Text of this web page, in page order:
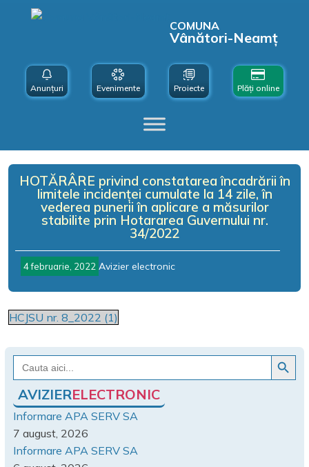
COMUNA
Vânători-Neamț
Anunțuri Evenimente Proiecte Plăți online
HOTĂRÂRE privind constatarea încadrării în
limitele incidenței cumulate la 14 zile, în
vederea punerii în aplicare a măsurilor
stabilite prin Hotararea Guvernului nr.
34/2022
4 februarie, 2022 Avizier electronic
HCJSU nr. 8_2022 (1)
Search
for:
Search Button
AVIZIERELECTRONIC
Informare APA SERV SA
7 august, 2026
Informare APA SERV SA